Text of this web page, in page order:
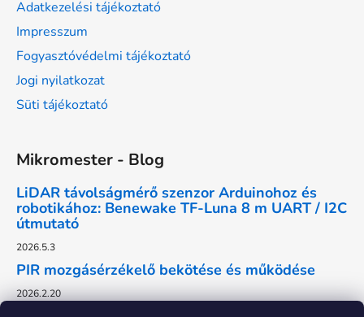
Adatkezelési tájékoztató
Impresszum
Fogyasztóvédelmi tájékoztató
Jogi nyilatkozat
Süti tájékoztató
Mikromester - Blog
LiDAR távolságmérő szenzor Arduinohoz és
robotikához: Benewake TF-Luna 8 m UART / I2C
útmutató
2026.5.3
PIR mozgásérzékelő bekötése és működése
2026.2.20